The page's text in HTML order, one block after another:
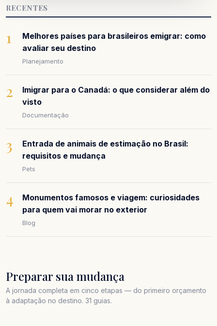
RECENTES
1
Melhores países para brasileiros emigrar: como
avaliar seu destino
Planejamento
2
Imigrar para o Canadá: o que considerar além do
visto
Documentação
3
Entrada de animais de estimação no Brasil:
requisitos e mudança
Pets
4
Monumentos famosos e viagem: curiosidades
para quem vai morar no exterior
Blog
Preparar sua mudança
A jornada completa em cinco etapas — do primeiro orçamento
à adaptação no destino. 31 guias.